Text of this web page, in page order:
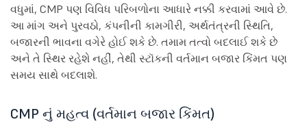
વધુમાં, CMP પણ વિવિધ પરિબળોના આધારે નક્કી કરવામાં આવે છે.
આ માંગ અને પુરવઠો, કંપનીની કામગીરી, અર્થતંત્રની સ્થિતિ,
બજારની ભાવના વગેરે હોઈ શકે છે. તમામ તત્વો બદલાઈ શકે છે
અને તે સ્થિર રહેશે નહીં, તેથી સ્ટૉકની વર્તમાન બજાર કિંમત પણ
સમય સાથે બદલાશે.
CMP નું મહત્વ (વર્તમાન બજાર કિંમત)